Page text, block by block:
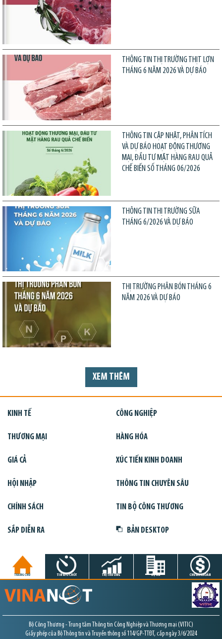
THÔNG TIN THỊ TRƯỜNG THỊT LỢN
THÁNG 6 NĂM 2026 VÀ DỰ BÁO
THÔNG TIN CẬP NHẬT, PHÂN TÍCH
VÀ DỰ BÁO HOẠT ĐỘNG THƯƠNG
MẠI, ĐẦU TƯ MẶT HÀNG RAU QUẢ
CHẾ BIẾN SỐ THÁNG 06/2026
THÔNG TIN THỊ TRƯỜNG SỮA
THÁNG 6/2026 VÀ DỰ BÁO
THỊ TRƯỜNG PHÂN BÓN THÁNG 6
NĂM 2026 VÀ DỰ BÁO
XEM THÊM
KINH TẾ CÔNG NGHIỆP
THƯƠNG MẠI HÀNG HÓA
GIÁ CẢ XÚC TIẾN KINH DOANH
HỘI NHẬP THÔNG TIN CHUYÊN SÂU
CHÍNH SÁCH TIN BỘ CÔNG THƯƠNG
SẮP DIỄN RA BẢN DESKTOP
TRANG CHỦ TIN GIỜ CHÓT THỊ TRƯỜNG DỰ ÁN CHỨNG KHOÁN
Bộ Công Thương - Trung tâm Thông tin Công Nghiệp và Thương mại (VITIC)
Giấy phép của Bộ Thông tin và Truyền thông số 114/GP-TTĐT, cấp ngày 3/6/2024